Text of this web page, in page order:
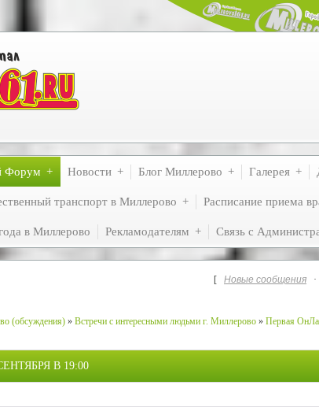
Форум Новости Блог Миллерово Галерея
транспорт в Миллерово Расписание приема
в Миллерово Рекламодателям Связь с
[ Новые сообщения ·
(обсуждения) » Встречи с интересными людьми г. Миллерово » Первая
В 19:00